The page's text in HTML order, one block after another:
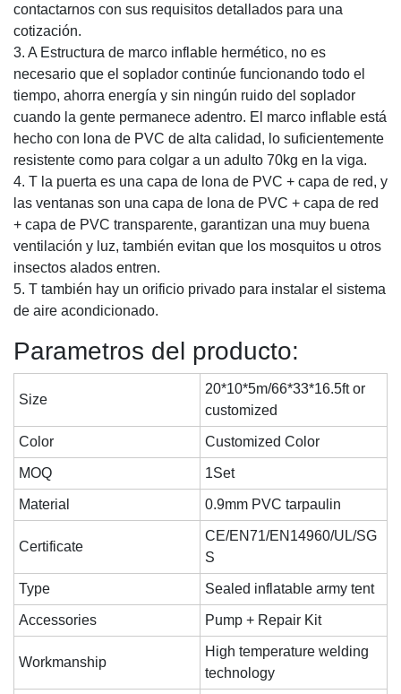
contactarnos con sus requisitos detallados para una
cotización.
3. A Estructura de marco inflable hermético, no es
necesario que el soplador continúe funcionando todo el
tiempo, ahorra energía y sin ningún ruido del soplador
cuando la gente permanece adentro. El marco inflable está
hecho con lona de PVC de alta calidad, lo suficientemente
resistente como para colgar a un adulto 70kg en la viga.
4. T la puerta es una capa de lona de PVC + capa de red, y
las ventanas son una capa de lona de PVC + capa de red
+ capa de PVC transparente, garantizan una muy buena
ventilación y luz, también evitan que los mosquitos u otros
insectos alados entren.
5. T también hay un orificio privado para instalar el sistema
de aire acondicionado.
Parametros del producto:
Size
20*10*5m/66*33*16.5ft or
customized
Color Customized Color
MOQ 1Set
Material 0.9mm PVC tarpaulin
Certificate
CE/EN71/EN14960/UL/SG
S
Type Sealed inflatable army tent
Accessories Pump + Repair Kit
Workmanship
High temperature welding
technology